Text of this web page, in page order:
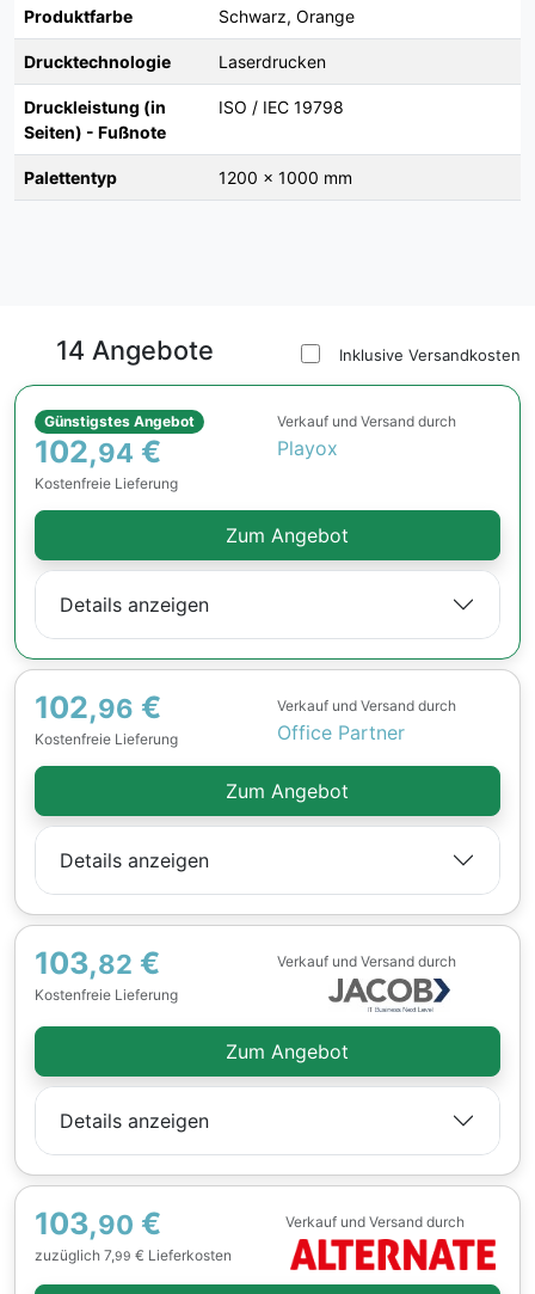
Produktfarbe Schwarz, Orange
Drucktechnologie Laserdrucken
Druckleistung (in
Seiten) - Fußnote
ISO / IEC 19798
Palettentyp 1200 x 1000 mm
14 Angebote Inklusive Versandkosten
Günstigstes Angebot
102,94 €
Kostenfreie Lieferung
Verkauf und Versand durch
Playox
Zum Angebot
Details anzeigen
102,96 €
Kostenfreie Lieferung
Verkauf und Versand durch
Office Partner
Zum Angebot
Details anzeigen
103,82 €
Kostenfreie Lieferung
Verkauf und Versand durch
Zum Angebot
Details anzeigen
103,90 €
zuzüglich 7,99 € Lieferkosten
Verkauf und Versand durch